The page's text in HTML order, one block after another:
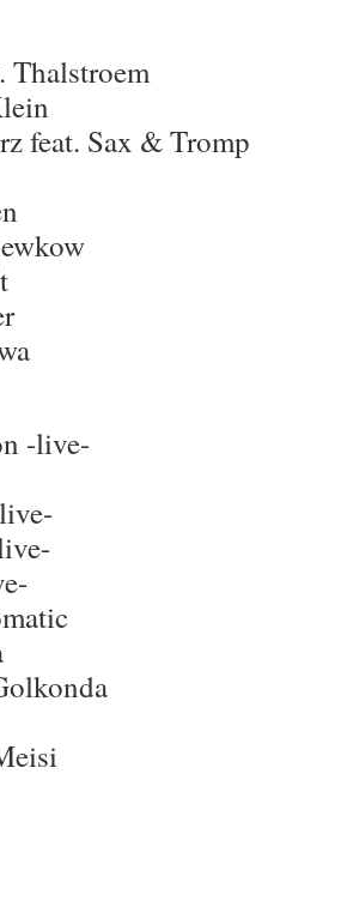
Thalstroem
feat. Sax & Tromp
-live-